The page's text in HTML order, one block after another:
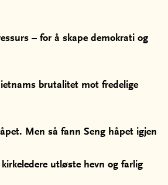
– for å skape demokrati og
brutalitet mot fredelige
Men så fann Seng håpet igjen
utløste hevn og farlig